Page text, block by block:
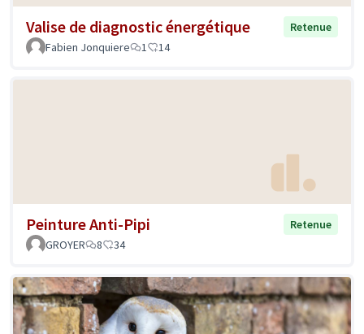
Valise de diagnostic énergétique
Retenue
Fabien Jonquiere
1 14
Peinture Anti-Pipi
Retenue
GROYER
8 34